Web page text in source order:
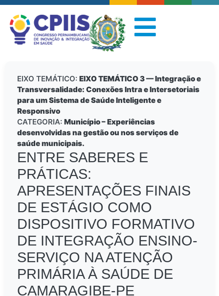
EIXO TEMÁTICO: EIXO TEMÁTICO 3 — Integração e
Transversalidade: Conexões Intra e Intersetoriais
para um Sistema de Saúde Inteligente e
Responsivo
CATEGORIA: Município – Experiências
desenvolvidas na gestão ou nos serviços de
saúde municipais.
ENTRE SABERES E
PRÁTICAS:
APRESENTAÇÕES FINAIS
DE ESTÁGIO COMO
DISPOSITIVO FORMATIVO
DE INTEGRAÇÃO ENSINO-
SERVIÇO NA ATENÇÃO
PRIMÁRIA À SAÚDE DE
CAMARAGIBE-PE